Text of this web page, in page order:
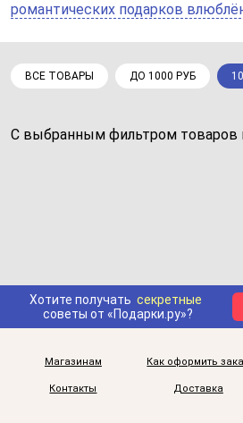
романтических подарков
ВСЕ ТОВАРЫ ДО 1000 РУБ
С выбранным фильтром товаров
Хотите получать секретные
советы от «Подарки.ру»?
Магазинам Как оформить
Контакты Доставка